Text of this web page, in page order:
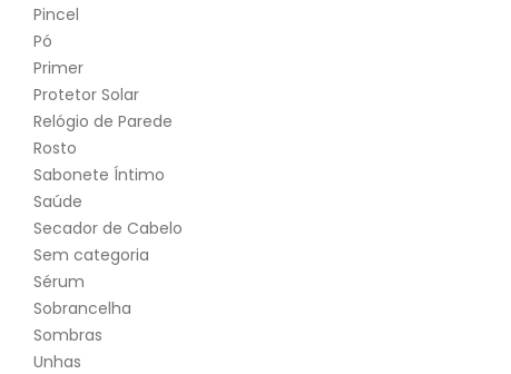
Pincel
Pó
Primer
Protetor Solar
Relógio de Parede
Rosto
Sabonete Íntimo
Saúde
Secador de Cabelo
Sem categoria
Sérum
Sobrancelha
Sombras
Unhas